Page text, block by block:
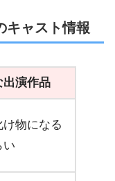
キャスト情報
出演作品
物になる
い